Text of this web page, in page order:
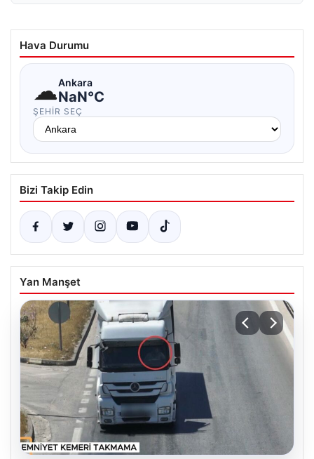
Hava Durumu
☁Ankara
NaN°C
ŞEHIR SEÇ
Bizi Takip Edin
Yan Manşet